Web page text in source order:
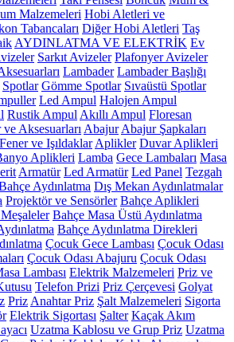
Malzemeleri Hobi Aletleri ve
Tabancaları Diğer Hobi Aletleri Taş
AYDINLATMA VE ELEKTRİK Ev
Sarkıt Avizeler Plafonyer Avizeler
Lambader Lambader Başlığı
Spotlar Gömme Spotlar Sıvaüstü Spotlar
Led Ampul Halojen Ampul
Rustik Ampul Akıllı Ampul Floresan
Aksesuarları Abajur Abajur Şapkaları
Fener ve Işıldaklar Aplikler Duvar Aplikleri
Aplikleri Lamba Gece Lambaları Masa
Armatür Led Armatür Led Panel Tezgah
Aydınlatma Dış Mekan Aydınlatmalar
Projektör ve Sensörler Bahçe Aplikleri
Bahçe Masa Üstü Aydınlatma
Bahçe Aydınlatma Direkleri
Çocuk Gece Lambası Çocuk Odası
Çocuk Odası Abajuru Çocuk Odası
Lambası Elektrik Malzemeleri Priz ve
Telefon Prizi Priz Çerçevesi Golyat
Priz Anahtar Priz Şalt Malzemeleri Sigorta
Elektrik Sigortası Şalter Kaçak Akım
Uzatma Kablosu ve Grup Priz Uzatma